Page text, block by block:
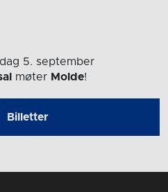
5. september
møter Molde!
Billetter